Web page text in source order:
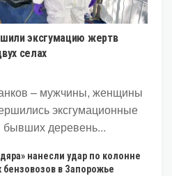
эксгумацию жертв
селах
– мужчины, женщины
эксгумационные
бывших деревень...
нанесли удар по колонне
бензовозов в Запорожье